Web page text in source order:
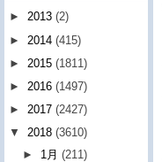
► 2013 (2)
► 2014 (415)
► 2015 (1811)
► 2016 (1497)
► 2017 (2427)
▼ 2018 (3610)
► 1月(211)